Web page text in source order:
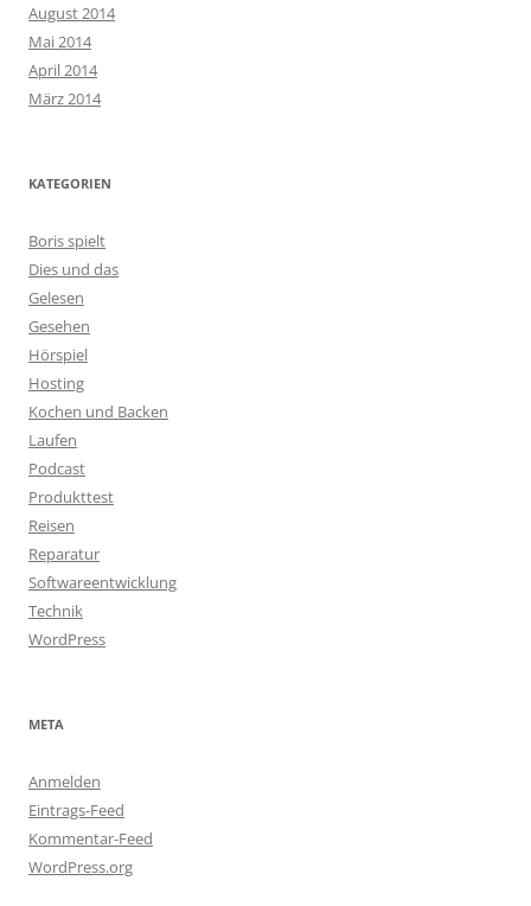
August 2014
Mai 2014
April 2014
März 2014
KATEGORIEN
Boris spielt
Dies und das
Gelesen
Gesehen
Hörspiel
Hosting
Kochen und Backen
Laufen
Podcast
Produkttest
Reisen
Reparatur
Softwareentwicklung
Technik
WordPress
META
Anmelden
Eintrags-Feed
Kommentar-Feed
WordPress.org